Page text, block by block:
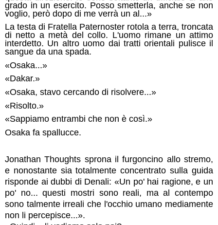
grado in un esercito. Posso smetterla, anche se non
voglio, però dopo di me verrà un al...»
La testa di Fratella Paternoster rotola a terra, troncata
di netto a metà del collo. L'uomo rimane un attimo
interdetto. Un altro uomo dai tratti orientali pulisce il
sangue da una spada.
«Osaka...»
«Dakar.»
«Osaka, stavo cercando di risolvere...»
«Risolto.»
«Sappiamo entrambi che non è così.»
Osaka fa spallucce.
Jonathan Thoughts sprona il furgoncino allo stremo,
e nonostante sia totalmente concentrato sulla guida
risponde ai dubbi di Denali: «Un po' hai ragione, e un
po' no... questi mostri sono reali, ma al contempo
sono talmente irreali che l'occhio umano mediamente
non li percepisce...».